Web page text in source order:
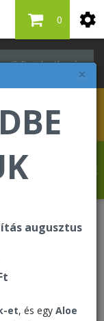
×
augusztus
et, és egy Aloe
Bejelentkezés
0
Önt a